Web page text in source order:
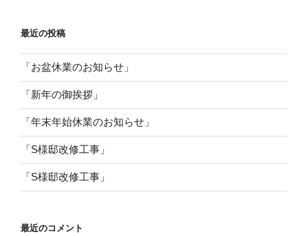
最近の投稿
「お盆休業のお知らせ」
「新年の御挨拶」
「年末年始休業のお知らせ」
「S様邸改修工事」
「S様邸改修工事」
最近のコメント